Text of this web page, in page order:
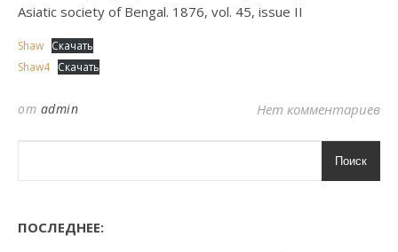
Asiatic society of Bengal. 1876, vol. 45, issue II
Shaw Скачать
Shaw4 Скачать
от admin Нет комментариев
Поиск
ПОСЛЕДНЕЕ: